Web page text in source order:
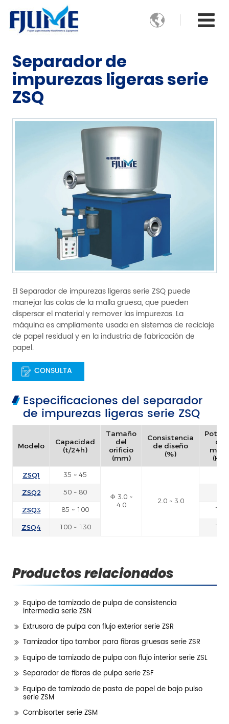

Separador de
impurezas ligeras serie
ZSQ
El Separador de impurezas ligeras serie ZSQ puede
manejar las colas de la malla gruesa, que pueden
dispersar el material y remover las impurezas. La
máquina es ampliamente usada en sistemas de reciclaje
de papel residual y en la industria de fabricación de
papel.
CONSULTA
Especificaciones del separador
de impurezas ligeras serie ZSQ
Modelo
Capacidad
(t/24h)
Tamaño
del
orificio
(mm)
Consistencia
de diseño
(%)
del
(KW)
ZSQ1 35 ~ 45
Φ 3.0 ~
4.0
2.0 ~ 3.0
ZSQ2 50 ~ 80
ZSQ3 85 ~ 100 132
ZSQ4 100 ~ 130 185
Productos relacionados
Equipo de tamizado de pulpa de consistencia
intermedia serie ZSN
Extrusora de pulpa con flujo exterior serie ZSR
Tamizador tipo tambor para fibras gruesas serie ZSR
Equipo de tamizado de pulpa con flujo interior serie ZSL
Separador de fibras de pulpa serie ZSF
Equipo de tamizado de pasta de papel de bajo pulso
serie ZSM
Combisorter serie ZSM